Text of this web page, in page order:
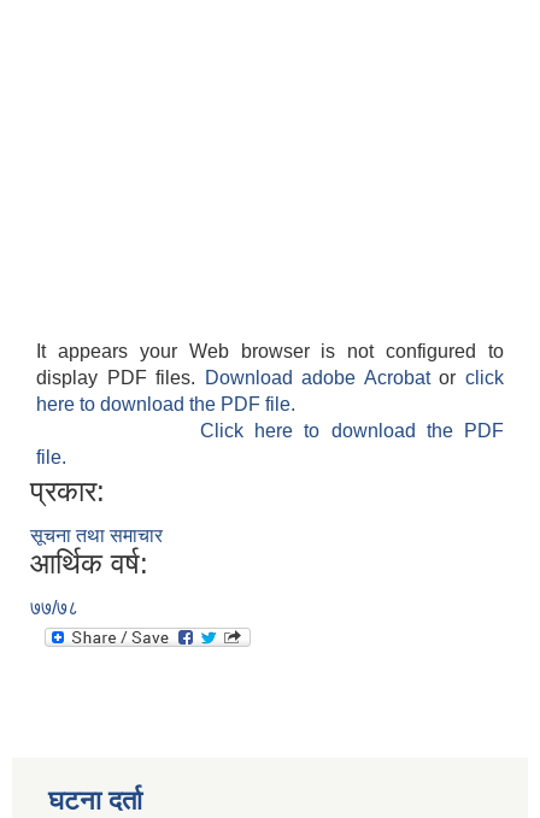
It appears your Web browser is not configured to
display PDF files.
Download adobe Acrobatorclick
here to download the PDF file.
Click here to download the PDF
file.
प्रकार:
सूचना तथा समाचार
आर्थिक वर्ष:
७७/७८
घटना दर्ता